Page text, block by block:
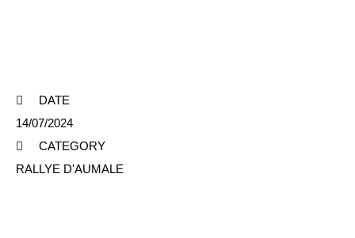
DATE
14/07/2024
CATEGORY
RALLYE D'AUMALE